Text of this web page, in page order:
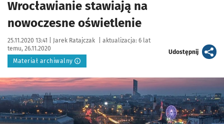
Wrocławianie stawiają na
nowoczesne oświetlenie
Data publikacji:
25.11.2020 13:41 | Autor:
Jarek Ratajczak aktualizacja: 6 lat
temu, 26.11.2020
Materiał archiwalny
Udostępnijartykuł
Kliknij, aby powiększyć